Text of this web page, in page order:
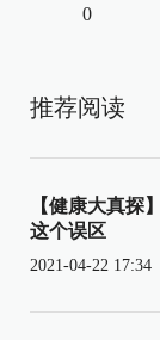
0
推荐阅读
【健康大真探
这个误区
2021-04-22 17:34